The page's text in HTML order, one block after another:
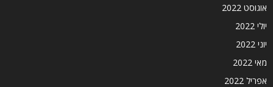
אוגוסט 2022
יולי 2022
יוני 2022
מאי 2022
אפריל 2022